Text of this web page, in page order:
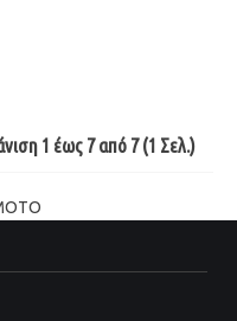
1 έως 7 από 7 (1 Σελ.)